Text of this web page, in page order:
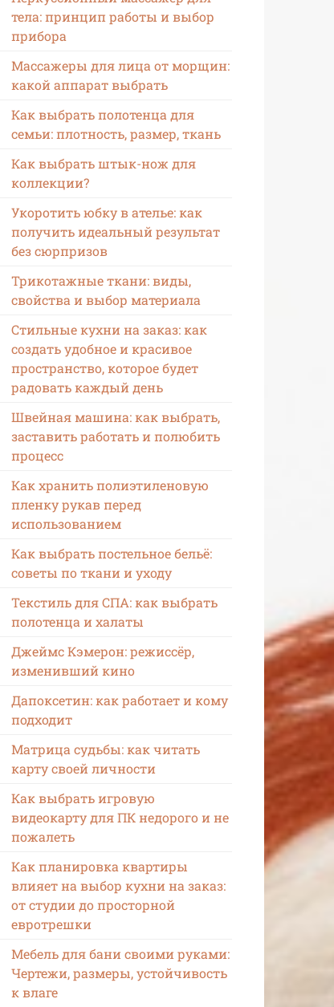
тела: принцип работы и выбор
прибора
Массажеры для лица от морщин:
какой аппарат выбрать
Как выбрать полотенца для
семьи: плотность, размер, ткань
Как выбрать штык-нож для
коллекции?
Укоротить юбку в ателье: как
получить идеальный результат
без сюрпризов
Трикотажные ткани: виды,
свойства и выбор материала
Стильные кухни на заказ: как
создать удобное и красивое
пространство, которое будет
радовать каждый день
Швейная машина: как выбрать,
заставить работать и полюбить
процесс
Как хранить полиэтиленовую
пленку рукав перед
использованием
Как выбрать постельное бельё:
советы по ткани и уходу
Текстиль для СПА: как выбрать
полотенца и халаты
Джеймс Кэмерон: режиссёр,
изменивший кино
Дапоксетин: как работает и кому
подходит
Матрица судьбы: как читать
карту своей личности
Как выбрать игровую
видеокарту для ПК недорого и не
пожалеть
Как планировка квартиры
влияет на выбор кухни на заказ:
от студии до просторной
евротрешки
Мебель для бани своими руками:
Чертежи, размеры, устойчивость
к влаге